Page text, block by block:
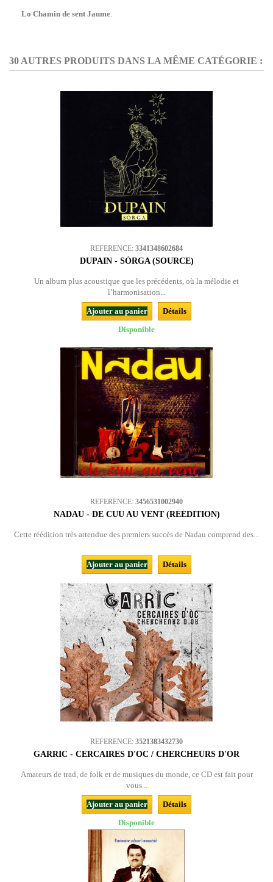
Lo Chamin de sent Jaume.
30 AUTRES PRODUITS DANS LA MÊME CATÉGORIE :
REFERENCE: 3341348602684
DUPAIN - SÒRGA (SOURCE)
Un album plus acoustique que les précédents, où la mélodie et
l’harmonisation...
Ajouter au panier
Détails
Disponible
REFERENCE: 3456531002940
NADAU - DE CUU AU VENT (RÉÉDITION)
Cette réédition très attendue des premiers succès de Nadau comprend des...
Ajouter au panier Détails
REFERENCE: 3521383432730
GARRIC - CERCAIRES D'OC / CHERCHEURS D'OR
Amateurs de trad, de folk et de musiques du monde, ce CD est fait pour
vous...
Ajouter au panier
Détails
Disponible